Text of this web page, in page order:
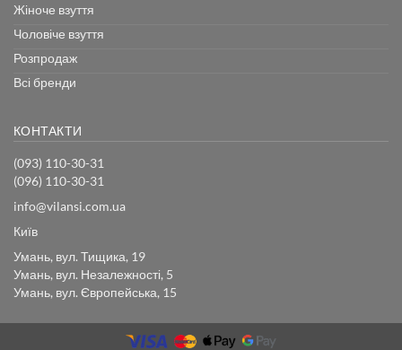
Жіноче взуття
Чоловіче взуття
Розпродаж
Всі бренди
КОНТАКТИ
(093) 110-30-31
(096) 110-30-31
info@vilansi.com.ua
Київ
Умань, вул. Тищика, 19
Умань, вул. Незалежності, 5
Умань, вул. Європейська, 15